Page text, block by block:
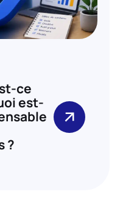
ce
est-
?